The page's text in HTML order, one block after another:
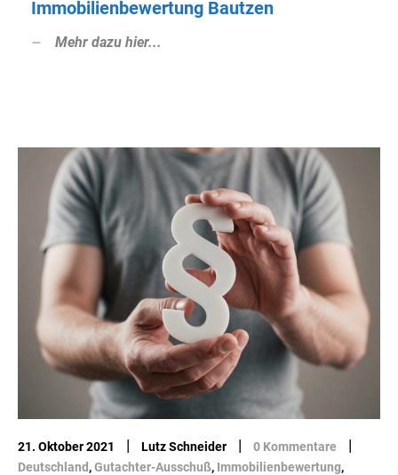
Immobilienbewertung Bautzen
Mehr dazu hier...
21. Oktober 2021 | Lutz Schneider | 0 Kommentare |
Deutschland,Gutachter-Ausschuß, Immobilienbewertung,